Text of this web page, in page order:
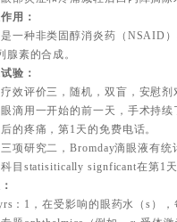
用：
一种非类固醇消炎药（NSAID
腺素的合成。
验：
效评价三，随机，双盲，安慰
滴用一开始的前一天，手术持
的疼痛，第1天的免费电话。
项研究二，Bromday滴眼液有
目statisitically signficant在第1
：1，在受影响的眼药水（s）